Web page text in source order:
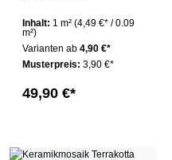
Inhalt: 1 m² (4,49 €* / 0.09
m²)
Varianten ab 4,90 €*
Musterpreis: 3,90 €*
49,90 €*